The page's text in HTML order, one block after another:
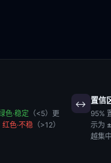
色·稳定 （<5）更
红色·不稳 （>12）
↔️ 置信
95%
示为
越集